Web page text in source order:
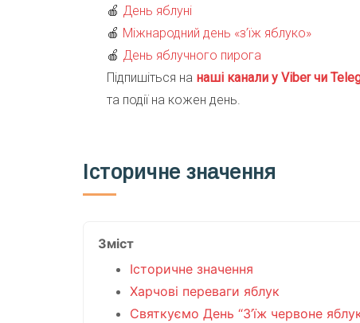
🍎 День яблуні
🍎 Міжнародний день «з’їж яблуко»
🍎 День яблучного пирога
Підпишіться на наші канали у Viber чи
та події на кожен день.
Історичне значення
Зміст
Історичне значення
Харчові переваги яблук
Святкуємо День “З’їж червоне